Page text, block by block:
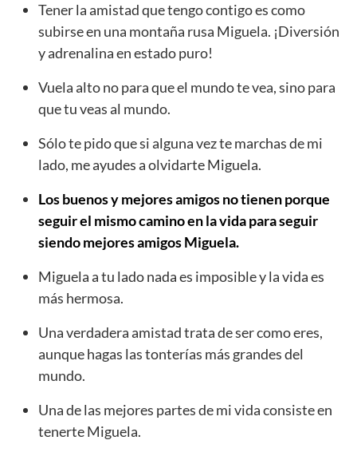
Tener la amistad que tengo contigo es como
subirse en una montaña rusa Miguela. ¡Diversión
y adrenalina en estado puro!
Vuela alto no para que el mundo te vea, sino para
que tu veas al mundo.
Sólo te pido que si alguna vez te marchas de mi
lado, me ayudes a olvidarte Miguela.
Los buenos y mejores amigos no tienen porque
seguir el mismo camino en la vida para seguir
siendo mejores amigos Miguela.
Miguela a tu lado nada es imposible y la vida es
más hermosa.
Una verdadera amistad trata de ser como eres,
aunque hagas las tonterías más grandes del
mundo.
Una de las mejores partes de mi vida consiste en
tenerte Miguela.